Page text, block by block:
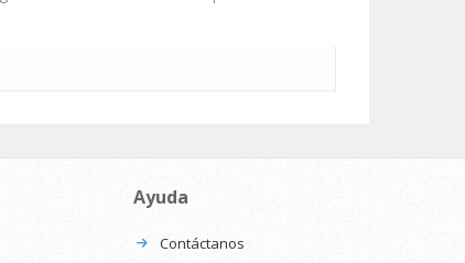
Ayuda
Contáctanos